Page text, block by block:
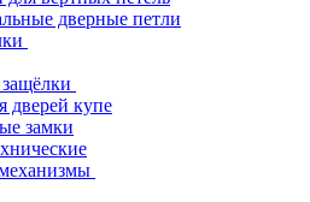
дверные петли
дверей купе
замки